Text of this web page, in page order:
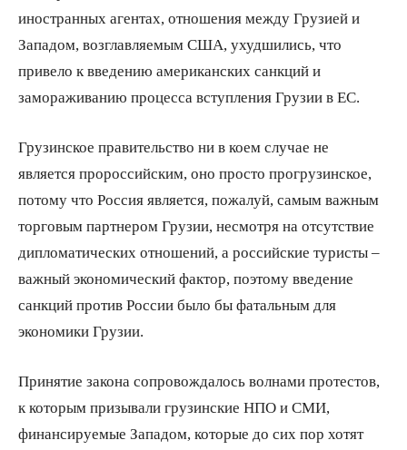
иностранных агентах, отношения между Грузией и
Западом, возглавляемым США, ухудшились, что
привело к введению американских санкций и
замораживанию процесса вступления Грузии в ЕС.
Грузинское правительство ни в коем случае не
является пророссийским, оно просто прогрузинское,
потому что Россия является, пожалуй, самым важным
торговым партнером Грузии, несмотря на отсутствие
дипломатических отношений, а российские туристы –
важный экономический фактор, поэтому введение
санкций против России было бы фатальным для
экономики Грузии.
Принятие закона сопровождалось волнами протестов,
к которым призывали грузинские НПО и СМИ,
финансируемые Западом, которые до сих пор хотят